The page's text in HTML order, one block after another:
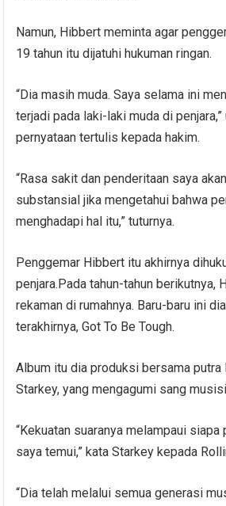
Namun, Hibbert meminta agar
19 tahun itu dijatuhi hukuman ringan.
“Dia masih muda. Saya selama ini
terjadi pada laki-laki muda di
pernyataan tertulis kepada hakim.
“Rasa sakit dan penderitaan saya
substansial jika mengetahui bahwa
menghadapi hal itu,” tuturnya.
Penggemar Hibbert itu akhirnya
penjara.Pada tahun-tahun berikutnya,
rekaman di rumahnya. Baru-baru ini
terakhirnya, Got To Be Tough.
Album itu dia produksi bersama putra
Starkey, yang mengagumi sang
“Kekuatan suaranya melampaui siapa
saya temui,” kata Starkey kepada
“Dia telah melalui semua generasi